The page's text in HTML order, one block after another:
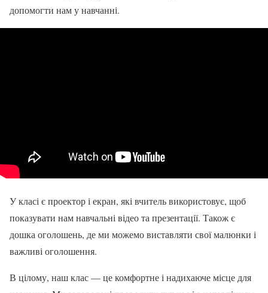
допомогти нам у навчанні.
У класі є проектор і екран, які вчитель використовує, щоб
показувати нам навчальні відео та презентації. Також є
дошка оголошень, де ми можемо виставляти свої малюнки і
важливі оголошення.
В цілому, наш клас — це комфортне і надихаюче місце для